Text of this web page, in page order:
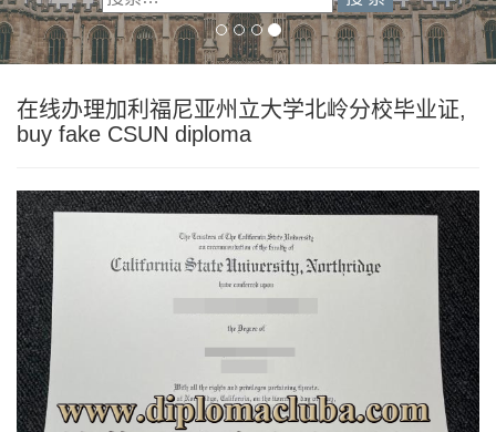
在线办理加利福尼亚州立大学北岭分校毕业证,
buy fake CSUN diploma